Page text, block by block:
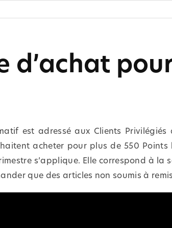
d’achat
est adressé aux Clients
acheter pour plus de 550
s’applique. Elle correspond à la
que des articles non soumis à